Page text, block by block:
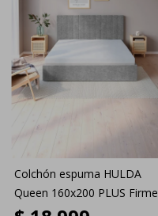
Colchón espuma HULDA
Queen 160x200 PLUS Firme